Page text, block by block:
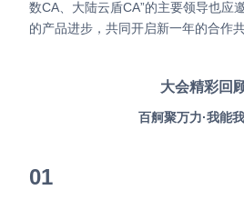
数CA、大陆云盾CA”的主要领导也应
的产品进步，共同开启新一年的合作共
大会精彩回
百舸聚万力·我能
01